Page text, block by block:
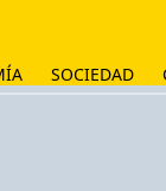
SOCIEDAD